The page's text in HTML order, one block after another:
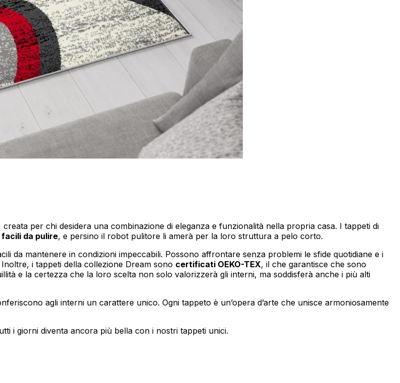
per chi desidera una combinazione di eleganza e funzionalità nella propria casa. I tappeti di
facili da pulire, e persino il robot pulitore li amerà per la loro struttura a pelo corto.
da mantenere in condizioni impeccabili. Possono affrontare senza problemi le sfide quotidiane e i
i tappeti della collezione Dream sono certificati OEKO-TEX, il che garantisce che sono
e la certezza che la loro scelta non solo valorizzerà gli interni, ma soddisferà anche i più alti
agli interni un carattere unico. Ogni tappeto è un’opera d’arte che unisce armoniosamente
i giorni diventa ancora più bella con i nostri tappeti unici.
o che hanno raccolto in base al tuo utilizzo dei loro servizi.
di base del sito e il sito non funzionerà come previsto senza di essi. Questi cookie non
ricordare informazioni che modificano il modo in cui il sito appare o si comporta, ad
ti trovi.